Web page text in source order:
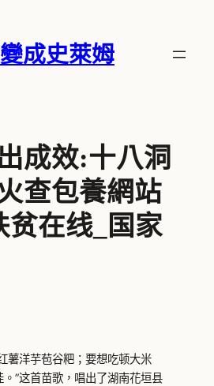
成史萊姆
成效:十八洞
查包養網站
贫在线_国家
薯洋芋苞谷粑；要想吃顿大米
”这首苗歌，唱出了湖南花垣县